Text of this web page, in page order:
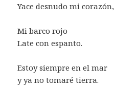
Yace desnudo mi corazón,
Mi barco rojo
Late con espanto.
Estoy siempre en el mar
y ya no tomaré tierra.